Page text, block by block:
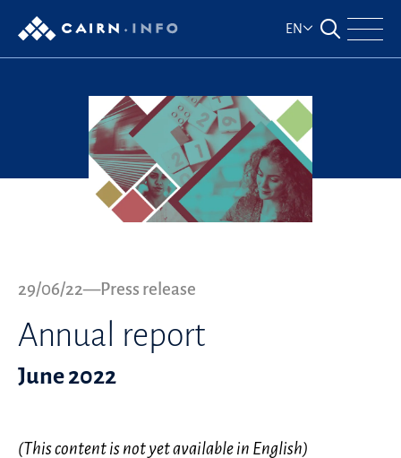
EN
Ouvrir le
Published on
29/06/22— Press release
Annual report
June 2022
(This content is not yet available in English)